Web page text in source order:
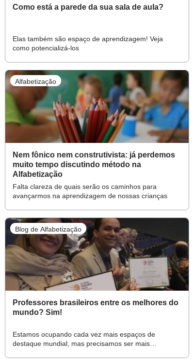
Como está a parede da sua sala de aula?
Elas também são espaço de aprendizagem! Veja
como potencializá-los
Alfabetização
Nem fônico nem construtivista: já perdemos
muito tempo discutindo método na
Alfabetização
Falta clareza de quais serão os caminhos para
avançarmos na aprendizagem de nossas crianças
Blog de Alfabetização
Professores brasileiros entre os melhores do
mundo? Sim!
Estamos ocupando cada vez mais espaços de
destaque mundial, mas precisamos ser mais